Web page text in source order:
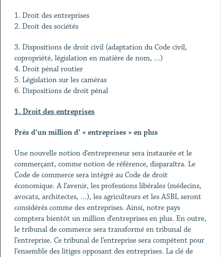
1. Droit des entreprises
2. Droit des sociétés
3. Dispositions de droit civil (adaptation du Code civil,
copropriété, législation en matière de nom, …)
4. Droit pénal routier
5. Législation sur les caméras
6. Dispositions de droit pénal
1. Droit des entreprises
Près d’un million d’ « entreprises » en plus
Une nouvelle notion d’entrepreneur sera instaurée et le
commerçant, comme notion de référence, disparaîtra. Le
Code de commerce sera intégré au Code de droit
économique. A l’avenir, les professions libérales (médecins,
avocats, architectes, …), les agriculteurs et les ASBL seront
considérés comme des entreprises. Ainsi, notre pays
comptera bientôt un million d’entreprises en plus. En outre,
le tribunal de commerce sera transformé en tribunal de
l’entreprise. Ce tribunal de l’entreprise sera compétent pour
l’ensemble des litiges opposant des entreprises. La clé de